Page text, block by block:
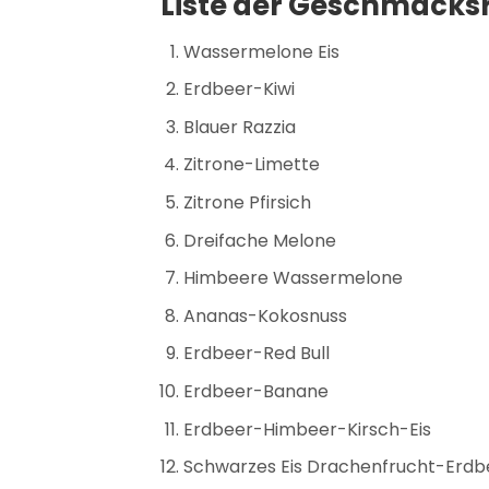
Wassermelone Eis
Erdbeer-Kiwi
Blauer Razzia
Zitrone-Limette
Zitrone Pfirsich
Dreifache Melone
Himbeere Wassermelone
Ananas-Kokosnuss
Erdbeer-Red Bull
Erdbeer-Banane
Erdbeer-Himbeer-Kirsch-Eis
Schwarzes Eis Drachenfrucht-